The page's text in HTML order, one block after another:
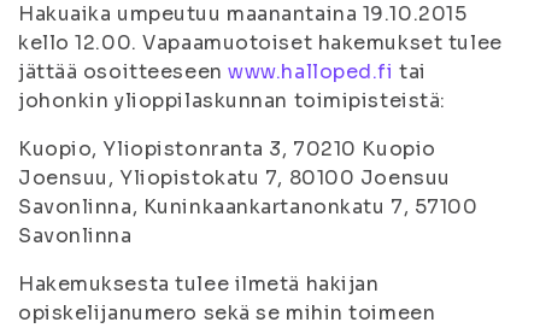
Hakuaika umpeutuu maanantaina 19.10.2015
kello 12.00. Vapaamuotoiset hakemukset tulee
jättää osoitteeseenwww.halloped.fi tai
johonkin ylioppilaskunnan toimipisteistä:
Kuopio, Yliopistonranta 3, 70210 Kuopio
Joensuu, Yliopistokatu 7, 80100 Joensuu
Savonlinna, Kuninkaankartanonkatu 7, 57100
Savonlinna
Hakemuksesta tulee ilmetä hakijan
opiskelijanumero sekä se mihin toimeen